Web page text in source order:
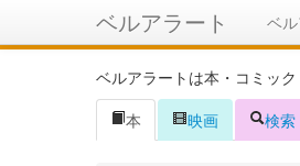
ベルアラート ベ
ベルアラートは本・コミッ
本
映画 検索